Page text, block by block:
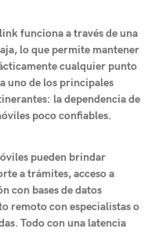
funciona a través de una
, lo que permite mantener
cualquier punto
uno de los principales
la dependencia de
poco confiables.
pueden brindar
a trámites, acceso a
con bases de datos
remoto con especialistas o
Todo con una latencia